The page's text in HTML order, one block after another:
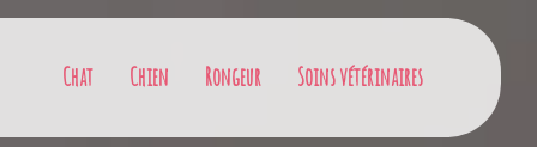
Chat Chien Rongeur Soins vétérinaires